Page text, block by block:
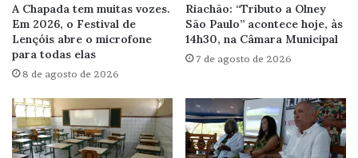
A Chapada tem muitas vozes.
Em 2026, o Festival de
Lençóis abre o microfone
para todas elas
8 de agosto de 2026
Riachão: “Tributo a Olney
São Paulo” acontece hoje, às
14h30, na Câmara Municipal
7 de agosto de 2026